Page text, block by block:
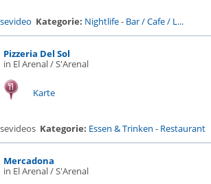
Kategorie: Nightlife- Bar / Cafe / L...
Pizzeria Del Sol
in El Arenal / S'Arenal
Karte
Kategorie: Essen & Trinken - Restaurant
Mercadona
in El Arenal / S'Arenal